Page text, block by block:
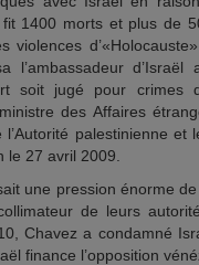
1400 morts et plus de
violences
l’ambassadeur
soit jugé pour crimes
des Affaires
palestinienne et
le 27 avril 2009.
une pression énorme
de leurs
Chavez a condamné
finance l’opposition